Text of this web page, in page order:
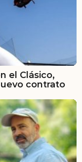
el Clásico,
contrato